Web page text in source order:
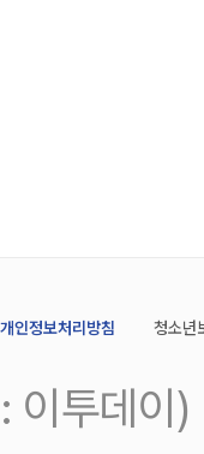
개인정보처리방침 청소년
이투데